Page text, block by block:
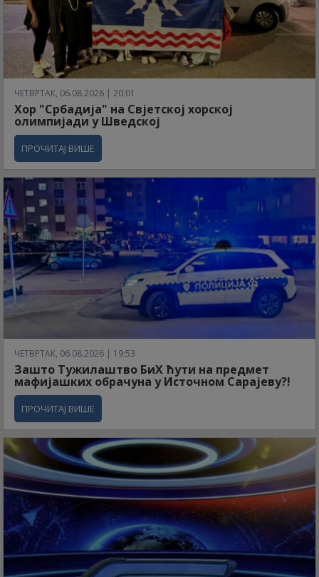
ЧЕТВРТАК, 06.08.2026 | 20:01
Хор "Србадија" на Свјетској хорској
олимпијади у Шведској
ПРОЧИТАЈ ВИШЕ
ЧЕТВРТАК, 06.08.2026 | 19:53
Зашто Тужилаштво БиХ ћути на предмет
мафијашких обрачуна у Источном Сарајеву?!
ПРОЧИТАЈ ВИШЕ